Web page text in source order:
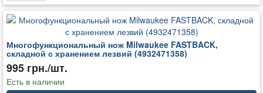
Многофункциональный нож Milwaukee FASTBACK,
складной с хранением лезвий (4932471358)
995 грн./шт.
Есть в наличии